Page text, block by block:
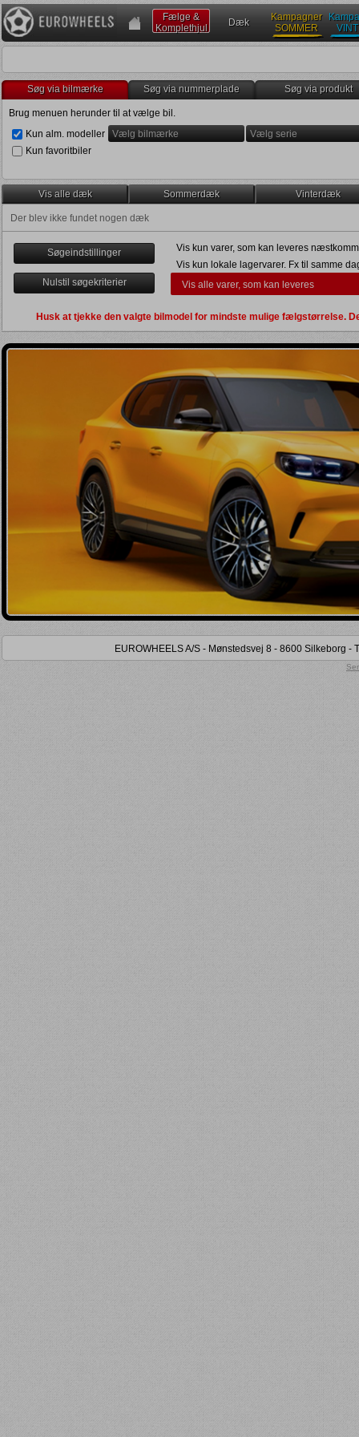
Fælge &
Komplethjul
Dæk
Kampagner
SOMMER
Søg via bilmærke Søg via nummerplade Søg via produkt
Brug menuen herunder til at vælge bil.
Kun alm. modeller
Vælg bilmærke
Vælg serie
Kun favoritbiler
Vis alle dæk Sommerdæk Vinterdæk
Der blev ikke fundet nogen dæk
Søgeindstillinger
Nulstil søgekriterier
Vis kun varer, som kan leveres
Vis kun lokale lagervarer. Fx til samme
Vis alle varer, som kan leveres
Levering senest om 2 uger
Anden dato
Kun på lokalt lager (
Kun tidligere købt (
Kun egnet til vinterbrug ()
Kun direkte navboring ()
Husk at tjekke den valgte bilmodel for mindste mulige fælgstørrelse.
EUROWHEELS A/S - Mønstedsvej 8 - 8600 Silkeborg